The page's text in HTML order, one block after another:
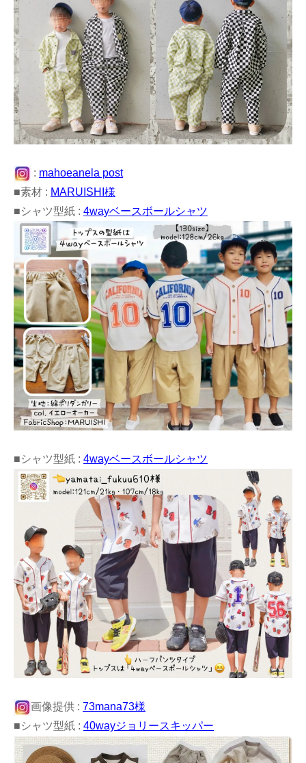
: mahoeanela post
■素材 : MARUISHI様
■シャツ型紙 : 4wayベースボールシャツ
■シャツ型紙 : 4wayベースボールシャツ
画像提供 : 73mana73様
■シャツ型紙 : 40wayジョリースキッパー